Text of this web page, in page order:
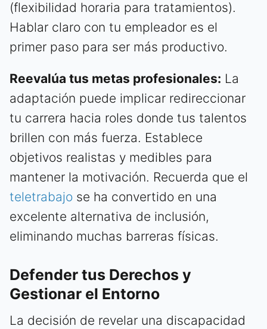
(flexibilidad horaria para tratamientos).
Hablar claro con tu empleador es el
primer paso para ser más productivo.
Reevalúa tus metas profesionales: La
adaptación puede implicar redireccionar
tu carrera hacia roles donde tus talentos
brillen con más fuerza. Establece
objetivos realistas y medibles para
mantener la motivación. Recuerda que el
teletrabajo se ha convertido en una
excelente alternativa de inclusión,
eliminando muchas barreras físicas.
Defender tus Derechos y
Gestionar el Entorno
La decisión de revelar una discapacidad